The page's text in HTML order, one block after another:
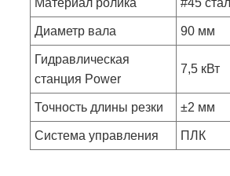
Материал ролика #45
Диаметр вала 90 мм
Гидравлическая
станция Power
7,5 кВт
Точность длины резки ±2 мм
Система управления ПЛК